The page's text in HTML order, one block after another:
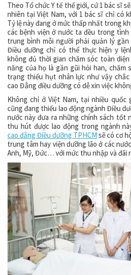
Theo Tổ chức Y tế thế giới, cứ 1 bác sĩ
nhiên tại Việt Nam, với 1 bác sĩ chỉ có
Tỷ lệ này đang ở mức thấp nhất trong
các bệnh viện ở nước ta đều trong
trung bình mỗi người phải quản lý gần
Điều dưỡng chỉ có thể thực hiện y
không đủ thời gian chăm sóc toàn
năng của họ là gần gũi hỏi han,
trạng thiếu hụt nhân lực như vậy
cao Đẳng điều dưỡng có dễ xin việc
Không chỉ ở Việt Nam, tại nhiều
cũng đang thiếu lao động ngành Điều
nước này đưa ra những chính sách tốt
thu hút được lao động trong ngành
cao đẳng Điều dưỡng TPHCM sẽ có cơ
trung tâm hay viện dưỡng lão ở các
Anh, Mỹ, Đức… với mức thu nhập và đãi